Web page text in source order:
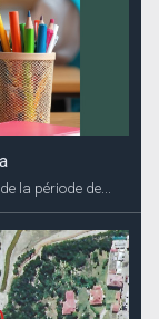
la période de...